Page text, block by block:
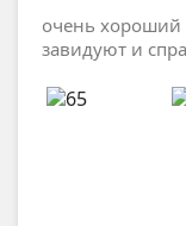
очень хороший
завидуют и